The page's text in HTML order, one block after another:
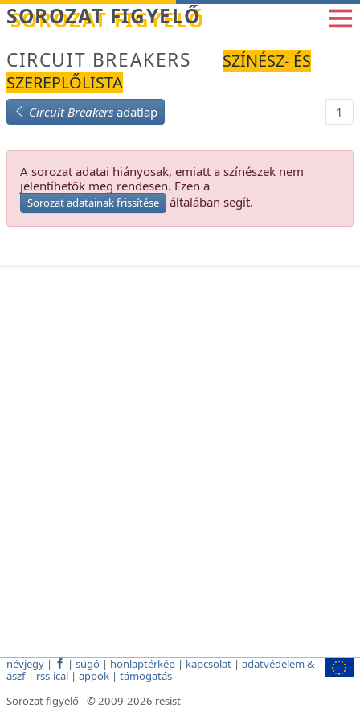
Betöltés...
SOROZAT FIGYELŐ
CIRCUIT BREAKERS
SZÍNÉSZ- ÉS
SZEREPLŐLISTA
Circuit Breakers adatlap 1
A sorozat adatai hiányosak, emiatt a színészek nem
jelentíhetők meg rendesen. Ezen a
Sorozat adatainak frissítése általában segít.
névjegy | | súgó | honlaptérkép | kapcsolat | adatvédelem &
ászf | rss-ical | appok | támogatás
Sorozat figyelő - © 2009-2026 resist